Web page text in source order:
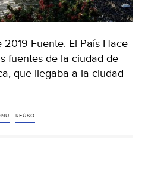
2019 Fuente: El País Hace
fuentes de la ciudad de
que llegaba a la ciudad
REÚSO